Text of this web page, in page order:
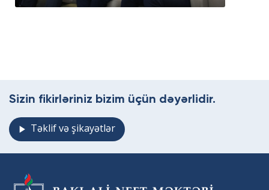
Sizin fikirləriniz bizim üçün dəyərlidir.
Təklif və şikayətlər